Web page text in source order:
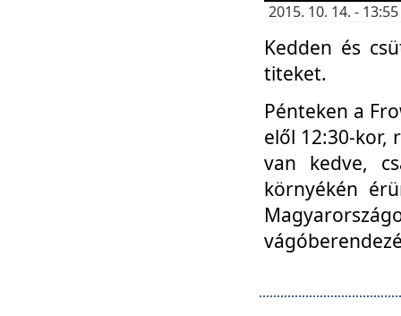
2015. 10. 14. -
Kedden és
titeket.
Pénteken a
elől 12:30-kor,
van kedve,
környékén